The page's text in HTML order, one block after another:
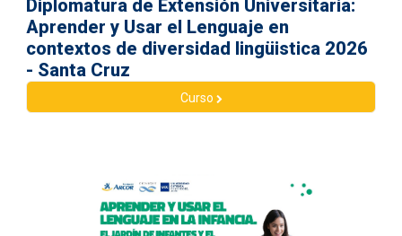
Diplomatura de Extensión Universitaria:
Aprender y Usar el Lenguaje en
contextos de diversidad lingüistica 2026
- Santa Cruz
Curso